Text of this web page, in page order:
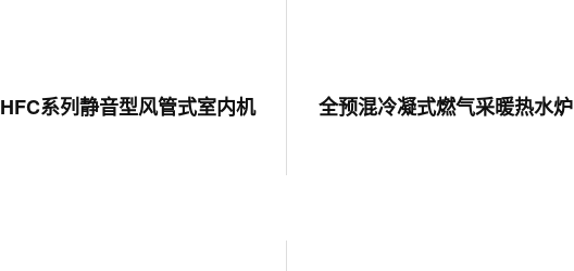
HFC系列静音型风管式室内机 全预混冷凝式燃气采暖热水炉